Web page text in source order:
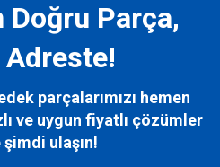
Parça,
Adreste!
parçalarımızı hemen
ve uygun fiyatlı çözümler
şimdi ulaşın!